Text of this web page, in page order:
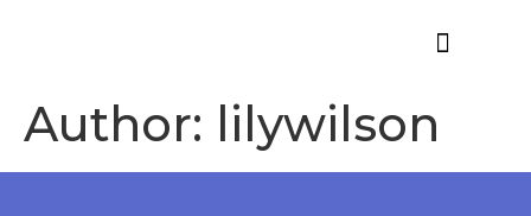
Author: lilywilson